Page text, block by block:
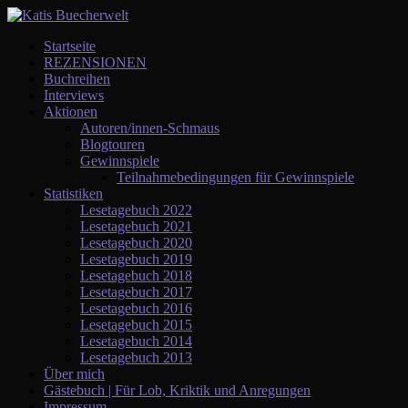
Startseite
REZENSIONEN
Buchreihen
Interviews
Aktionen
Autoren/innen-Schmaus
Blogtouren
Gewinnspiele
Teilnahmebedingungen für Gewinnspiele
Statistiken
Lesetagebuch 2022
Lesetagebuch 2021
Lesetagebuch 2020
Lesetagebuch 2019
Lesetagebuch 2018
Lesetagebuch 2017
Lesetagebuch 2016
Lesetagebuch 2015
Lesetagebuch 2014
Lesetagebuch 2013
Über mich
Gästebuch | Für Lob, Kriktik und Anregungen